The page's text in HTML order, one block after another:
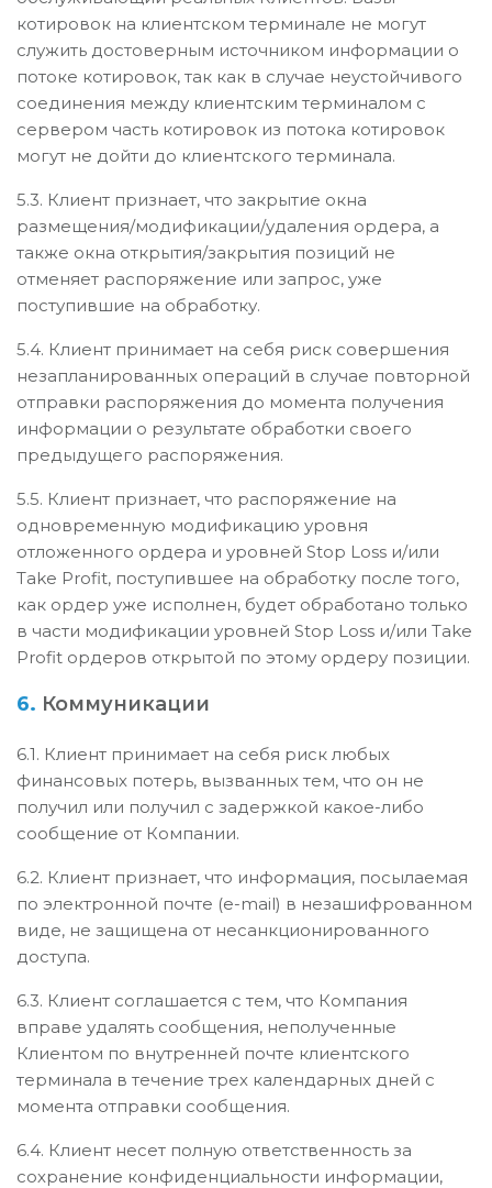
котировок на клиентском терминале не могут
служить достоверным источником информации о
потоке котировок, так как в случае неустойчивого
соединения между клиентским терминалом с
сервером часть котировок из потока котировок
могут не дойти до клиентского терминала.
5.3. Клиент признает, что закрытие окна
размещения/модификации/удаления ордера, а
также окна открытия/закрытия позиций не
отменяет распоряжение или запрос, уже
поступившие на обработку.
5.4. Клиент принимает на себя риск совершения
незапланированных операций в случае повторной
отправки распоряжения до момента получения
информации о результате обработки своего
предыдущего распоряжения.
5.5. Клиент признает, что распоряжение на
одновременную модификацию уровня
отложенного ордера и уровней Stop Loss и/или
Take Profit, поступившее на обработку после того,
как ордер уже исполнен, будет обработано только
в части модификации уровней Stop Loss и/или Take
Profit ордеров открытой по этому ордеру позиции.
6. Коммуникации
6.1. Клиент принимает на себя риск любых
финансовых потерь, вызванных тем, что он не
получил или получил с задержкой какое-либо
сообщение от Компании.
6.2. Клиент признает, что информация, посылаемая
по электронной почте (e-mail) в незашифрованном
виде, не защищена от несанкционированного
доступа.
6.3. Клиент соглашается с тем, что Компания
вправе удалять сообщения, неполученные
Клиентом по внутренней почте клиентского
терминала в течение трех календарных дней с
момента отправки сообщения.
6.4. Клиент несет полную ответственность за
сохранение конфиденциальности информации,